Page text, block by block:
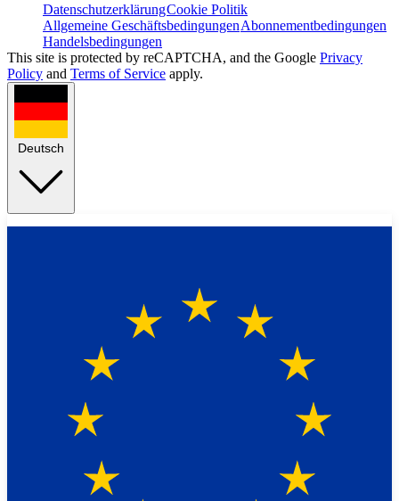
DatenschutzerklärungCookie Politik
Allgemeine GeschäftsbedingungenAbonnementbedingungen
Handelsbedingungen
This site is protected by reCAPTCHA, and the Google Privacy
Policy and Terms of Service apply.
Deutsch